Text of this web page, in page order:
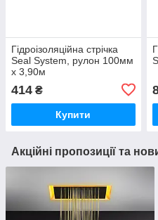
Гідроізоляційна стрічка
Seal System, рулон 100мм
х 3,90м
414 ₴
Купити
Акційні пропозиції та